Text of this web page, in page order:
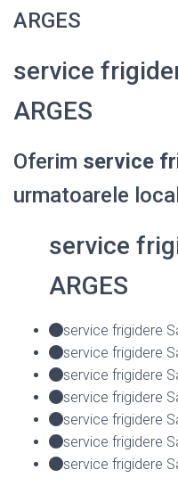
ARGES
service
ARGES
Oferim service
urmatoarele
service
ARGES
service frigidere
service frigidere
service frigidere
service frigidere
service frigidere
service frigidere
service frigidere